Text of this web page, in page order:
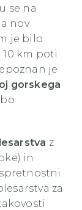
se na
nov
je bilo
km poti
je
gorskega
z
in
za